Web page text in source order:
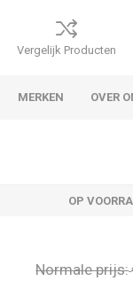
Vergelijk Producten
MERKEN OVER
OP
Normale prijs: